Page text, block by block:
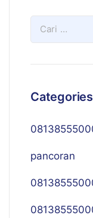
Categories
pancoran